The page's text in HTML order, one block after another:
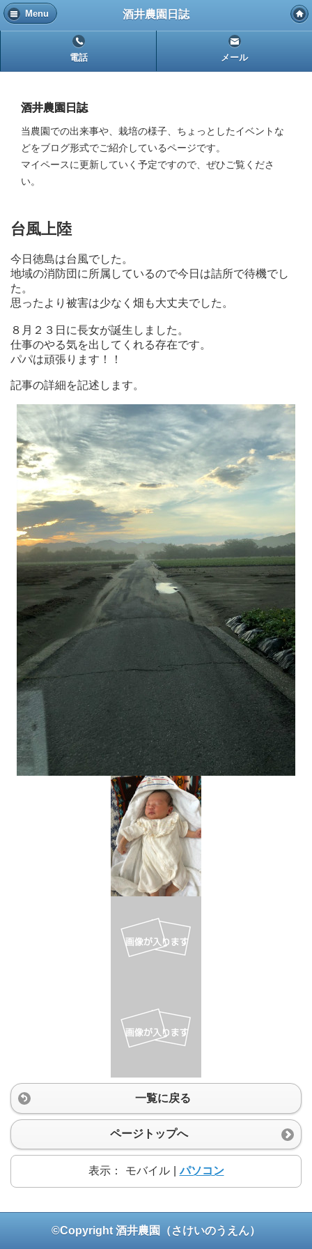
Menu 酒井農園日誌
電話 メール
酒井農園日誌
当農園での出来事や、栽培の様子、ちょっとしたイベントな
どをブログ形式でご紹介しているページです。
マイペースに更新していく予定ですので、ぜひご覧くださ
い。
台風上陸
今日徳島は台風でした。
地域の消防団に所属しているので今日は詰所で待機でし
た。
思ったより被害は少なく畑も大丈夫でした。
８月２３日に長女が誕生しました。
仕事のやる気を出してくれる存在です。
パパは頑張ります！！
記事の詳細を記述します。
一覧に戻る
ページトップへ
表示： モバイル パソコン
©Copyright 酒井農園（さけいのうえん）